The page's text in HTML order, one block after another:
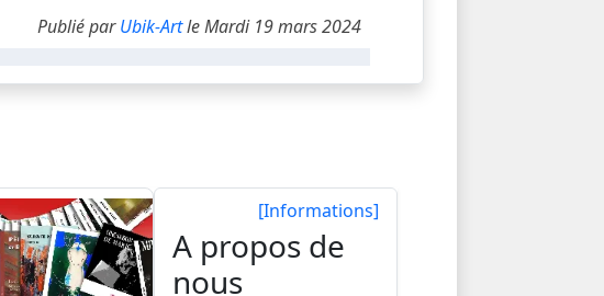
Publié parUbik-Artle Mardi 19 mars 2024
[Informations]
A propos de
nous